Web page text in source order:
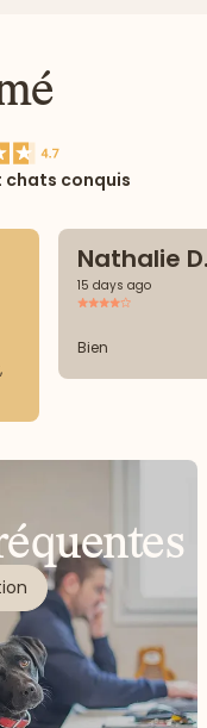
chats conquis
Nathalie
15 days ago
Bien